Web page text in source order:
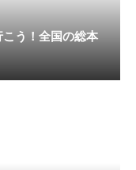
う！全国の総本